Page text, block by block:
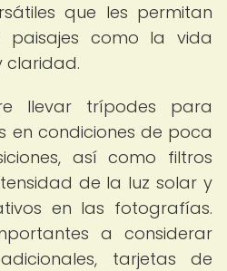
que les permitan
como la vida
claridad.
llevar trípodes para
en condiciones de poca
así como filtros
de la luz solar y
en las fotografías.
a considerar
tarjetas de